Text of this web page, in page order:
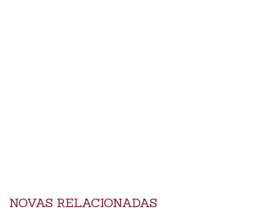
NOVAS RELACIONADAS